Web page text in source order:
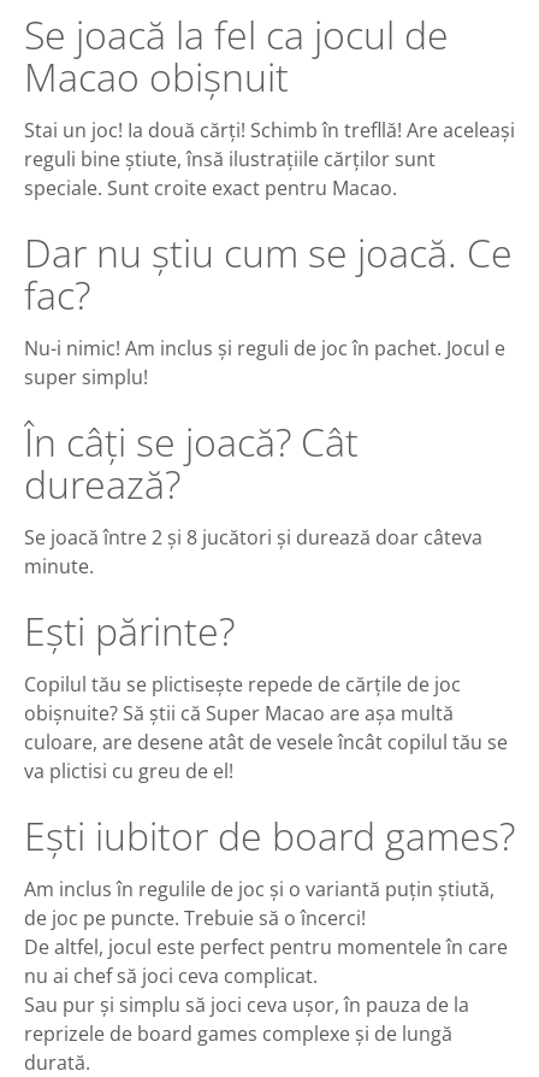
Se joacă la fel ca jocul de
Macao obișnuit
Stai un joc! Ia două cărți! Schimb în trefllă! Are aceleași
reguli bine știute, însă ilustrațiile cărților sunt
speciale. Sunt croite exact pentru Macao.
Dar nu știu cum se joacă. Ce
fac?
Nu-i nimic! Am inclus și reguli de joc în pachet. Jocul e
super simplu!
În câți se joacă? Cât
durează?
Se joacă între 2 și 8 jucători și durează doar câteva
minute.
Ești părinte?
Copilul tău se plictisește repede de cărțile de joc
obișnuite? Să știi că Super Macao are așa multă
culoare, are desene atât de vesele încât copilul tău se
va plictisi cu greu de el!
Ești iubitor de board games?
Am inclus în regulile de joc și o variantă puțin știută,
de joc pe puncte. Trebuie să o încerci!
De altfel, jocul este perfect pentru momentele în care
nu ai chef să joci ceva complicat.
Sau pur și simplu să joci ceva ușor, în pauza de la
reprizele de board games complexe și de lungă
durată.